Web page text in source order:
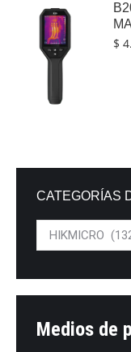
$
CATEGORÍAS
Medios de